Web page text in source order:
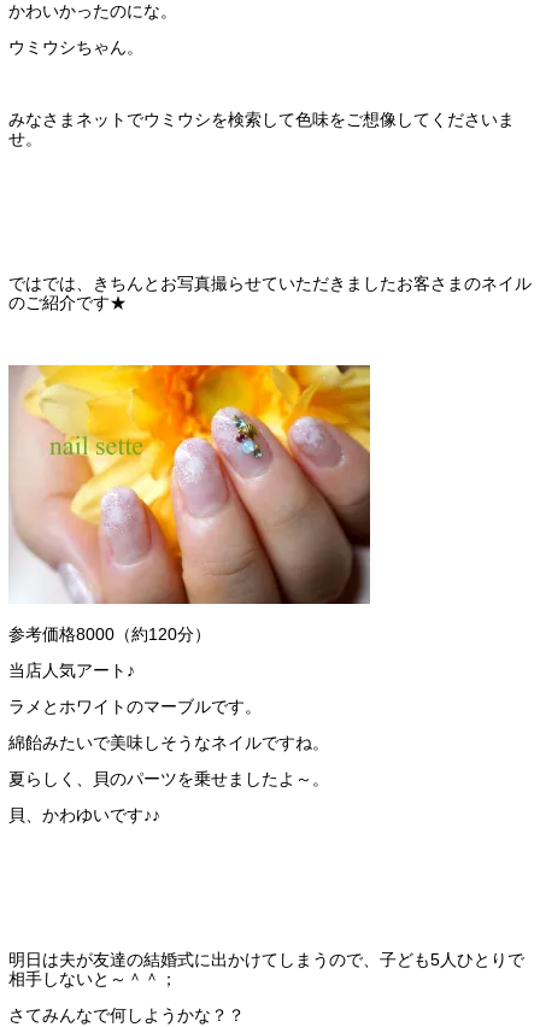
かわいかったのにな。
ウミウシちゃん。
みなさまネットでウミウシを検索して色味をご想像してくださいま
せ。
ではでは、きちんとお写真撮らせていただきましたお客さまのネイル
のご紹介です★
参考価格8000（約120分）
当店人気アート♪
ラメとホワイトのマーブルです。
綿飴みたいで美味しそうなネイルですね。
夏らしく、貝のパーツを乗せましたよ～。
貝、かわゆいです♪♪
明日は夫が友達の結婚式に出かけてしまうので、子ども5人ひとりで
相手しないと～＾＾；
さてみんなで何しようかな？？